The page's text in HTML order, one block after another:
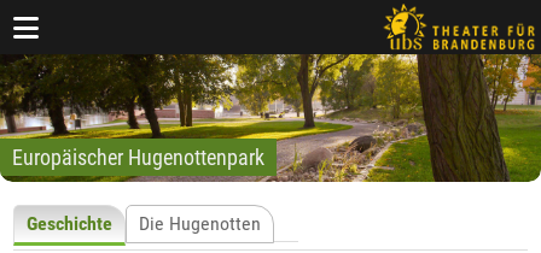
Europäischer Hugenottenpark
Geschichte Die Hugenotten